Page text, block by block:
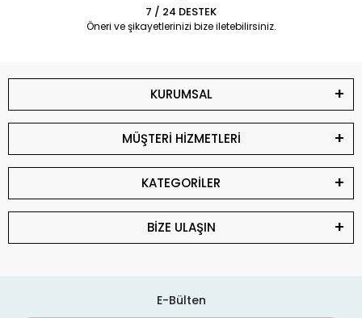
7 / 24 DESTEK
Öneri ve şikayetlerinizi bize iletebilirsiniz.
KURUMSAL
MÜŞTERİ HİZMETLERİ
KATEGORİLER
BİZE ULAŞIN
E-Bülten